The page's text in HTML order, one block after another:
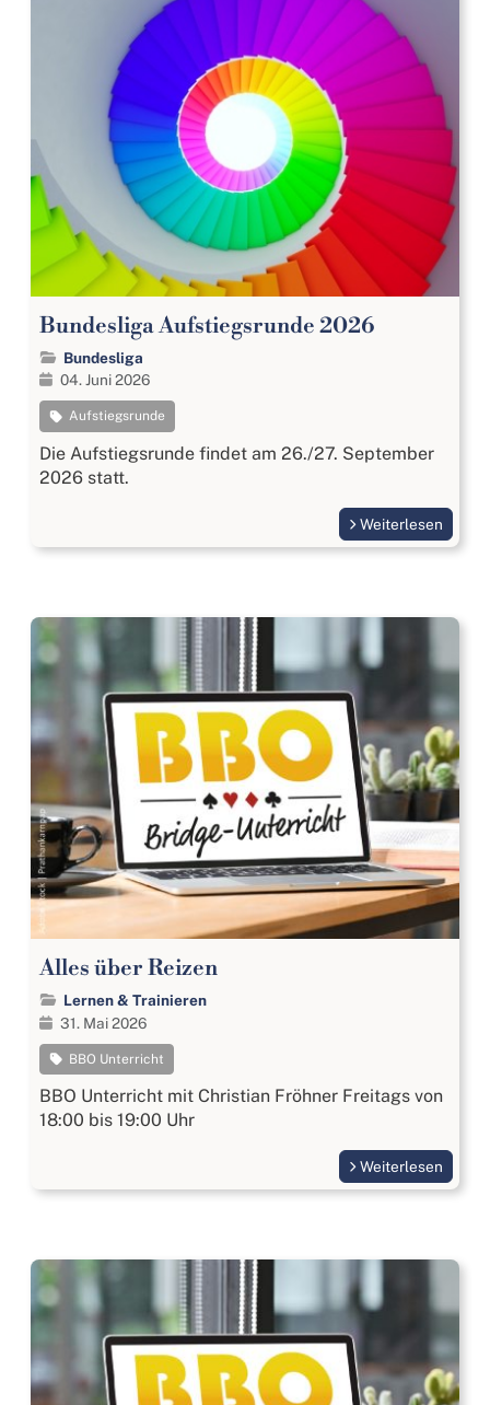
Bundesliga Aufstiegsrunde 2026
Bundesliga
04. Juni 2026
Aufstiegsrunde
Die Aufstiegsrunde findet am 26./27. September
2026 statt.
Weiterlesen
Alles über Reizen
Lernen & Trainieren
31. Mai 2026
BBO Unterricht
BBO Unterricht mit Christian Fröhner Freitags von
18:00 bis 19:00 Uhr
Weiterlesen